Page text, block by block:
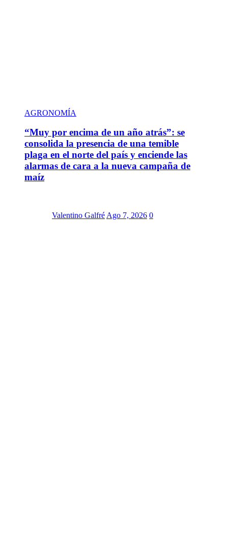
AGRONOMÍA
“Muy por encima de un año atrás”: se
consolida la presencia de una temible
plaga en el norte del país y enciende las
alarmas de cara a la nueva campaña de
maíz
Valentino Galfré Ago 7, 2026 0